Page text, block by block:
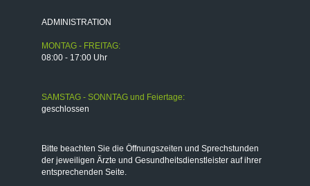
ADMINISTRATION
MONTAG - FREITAG:
08:00 - 17:00 Uhr
SAMSTAG - SONNTAG und Feiertage:
geschlossen
Bitte beachten Sie die Öffnungszeiten und Sprechstunden
der jeweiligen Ärzte und Gesundheitsdienstleister auf ihrer
entsprechenden Seite.